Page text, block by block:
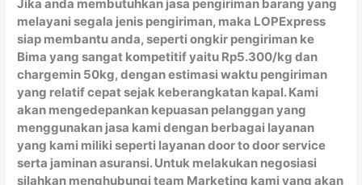
Jika anda membutuhkan jasa pengiriman barang yang
melayani segala jenis pengiriman, maka LOPExpress
siap membantu anda, seperti ongkir pengiriman ke
Bima yang sangat kompetitif yaitu Rp5.300/kg dan
chargemin 50kg, dengan estimasi waktu pengiriman
yang relatif cepat sejak keberangkatan kapal. Kami
akan mengedepankan kepuasan pelanggan yang
menggunakan jasa kami dengan berbagai layanan
yang kami miliki seperti layanan door to door service
serta jaminan asuransi. Untuk melakukan negosiasi
silahkan menghubungi team Marketing kami yang akan